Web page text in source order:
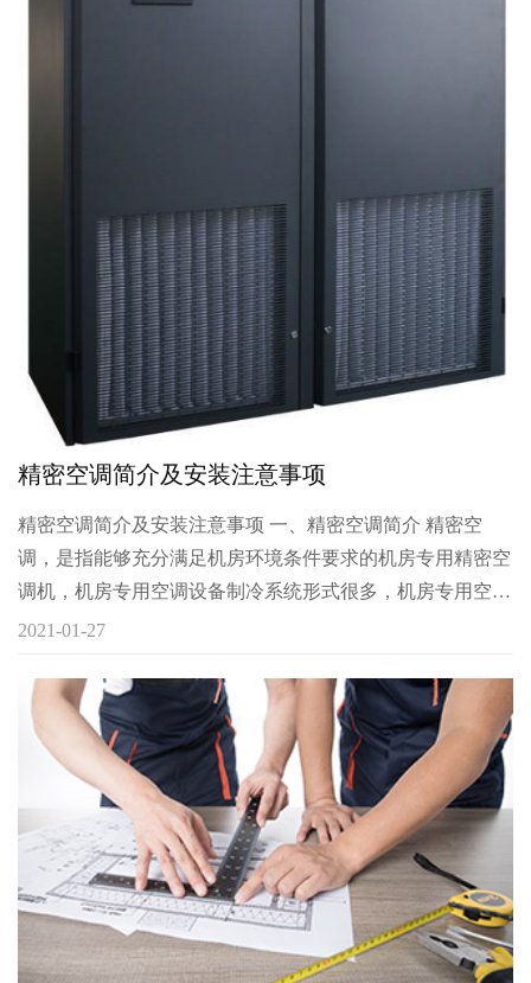
将此保险销拔掉，再去按下启动按钮，这样才能启动灭火系
统。所以，数据机房的值班人员，务必要熟悉本机房内的灭
火装置的操作方法，以便于在机房发生失火状况时，能在第
一时间内启动七氟丙烷气体灭火系统进行灭火。 七氟丙烷
​精密空调简介及安装注意事项
精密空调简介及安装注意事项 一、精密空调简介 精密空
调，是指能够充分满足机房环境条件要求的机房专用精密空
调机，机房专用空调设备制冷系统形式很多，机房专用空调
机组制冷系统主要冷却形式有风冷式、水冷或乙二醇水冷
于计算机机房、程控交换机机房、卫星移动通讯站、大型医
疗设备室、实验室、测试室、精密电子仪器生产车间等高精
密环境，这样的环境对空气的温度、湿度、洁净度、气流分
布等各项指标有很高的要求，必须由每年365天、每天24 小
时安全可靠运行的专用机房精密空调设备来保障 二、机房
专用空调与普通舒适空调的区别 计算机机房对温度、湿度
及洁净度均有较严格的要求，因此，计算机机房专用空调在
设计上与传统的舒适性空调有着很大区别，表现在以下5个
2021-01-27